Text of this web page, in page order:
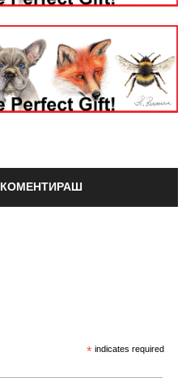
* indicates required